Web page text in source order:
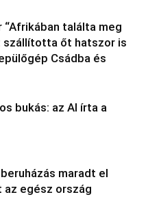
“Afrikában találta meg
szállította őt hatszor is
Csádba és
bukás: az AI írta a
maradt el
az egész ország